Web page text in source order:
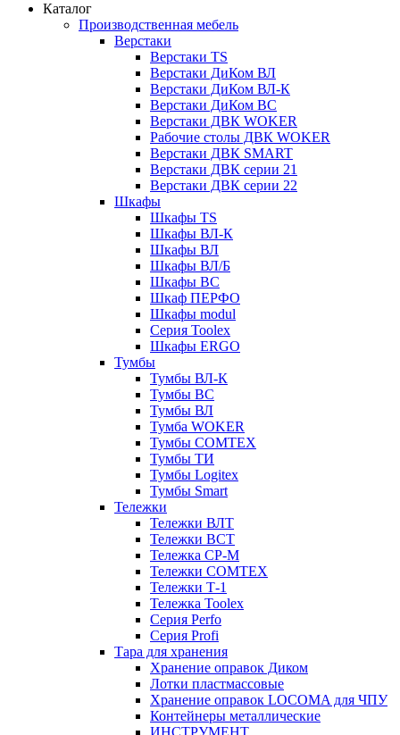
Каталог
Производственная мебель
Верстаки
Верстаки TS
Верстаки ДиКом ВЛ
Верстаки ДиКом ВЛ-К
Верстаки ДиКом ВС
Верстаки ДВК WOKER
Рабочие столы ДВК WOKER
Верстаки ДВК SMART
Верстаки ДВК серии 21
Верстаки ДВК серии 22
Шкафы
Шкафы TS
Шкафы ВЛ-К
Шкафы ВЛ
Шкафы ВЛ/Б
Шкафы ВС
Шкаф ПЕРФО
Шкафы modul
Серия Toolex
Шкафы ERGO
Тумбы
Тумбы ВЛ-К
Тумбы ВС
Тумбы ВЛ
Тумба WOKER
Тумбы COMTEX
Тумбы ТИ
Тумбы Logitex
Тумбы Smart
Тележки
Тележки ВЛТ
Тележки ВСТ
Тележка СР-М
Тележки COMTEX
Тележки Т-1
Тележка Toolex
Серия Perfo
Серия Profi
Тара для хранения
Хранение оправок Диком
Лотки пластмассовые
Хранение оправок LOCOMA для ЧПУ
Контейнеры металлические
ИНСТРУМЕНТ